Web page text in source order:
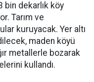
bin dekarlık köy
Tarım ve
kuruyacak. Yer altı
maden köyü
metallerle bozarak
kullandı.